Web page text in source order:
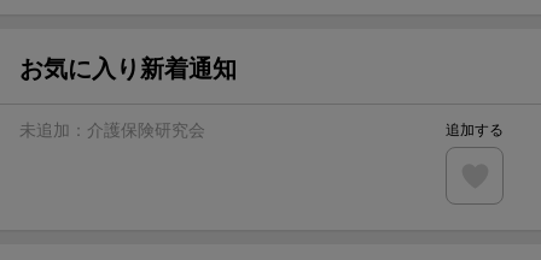
が当たる！
楽天モバイル紹介キャンペーンの拡散で300円OFFクーポン
条件達成で楽天限定・宝塚歌劇 宙組貸切公演ペアチケット
お気に入り新着通知
未追加： 介護保険研究会 追加する